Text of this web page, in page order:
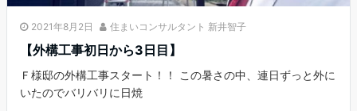
2021年8月2日 住まいコンサルタント 新井智子
【外構工事初日から3日目】
Ｆ様邸の外構工事スタート！！ この暑さの中、連日ずっと外に
いたのでバリバリに日焼